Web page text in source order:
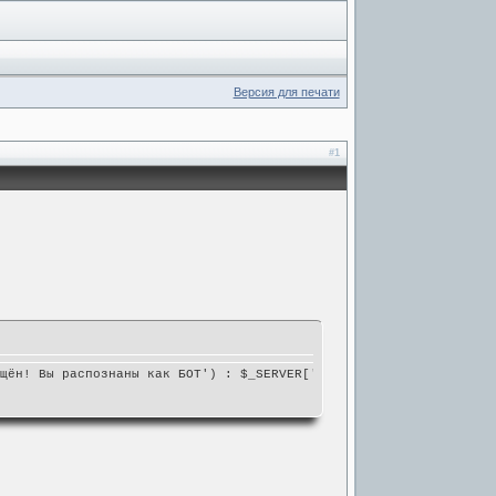
Версия для печати
#1
Вы распознаны как БОТ') : $_SERVER['HTTP_USER_AGENT'];